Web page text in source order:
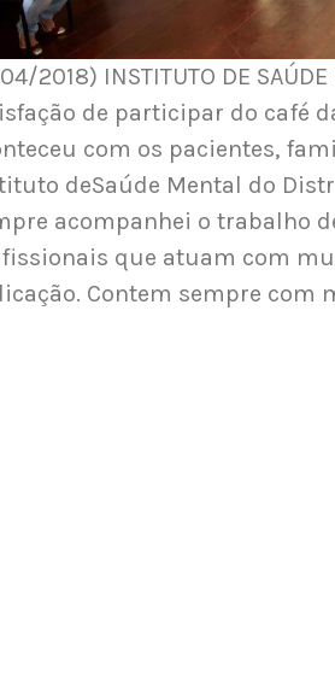
2018) INSTITUTO DE SAÚDE
de participar do café
com os pacientes,
deSaúde Mental do
acompanhei o trabalho
que atuam com
Contem sempre com